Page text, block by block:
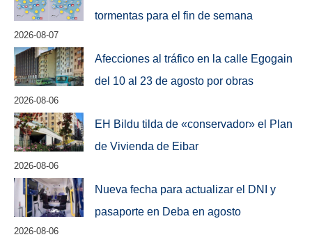
tormentas para el fin de semana
2026-08-07
Afecciones al tráfico en la calle Egogain
del 10 al 23 de agosto por obras
2026-08-06
EH Bildu tilda de «conservador» el Plan
de Vivienda de Eibar
2026-08-06
Nueva fecha para actualizar el DNI y
pasaporte en Deba en agosto
2026-08-06